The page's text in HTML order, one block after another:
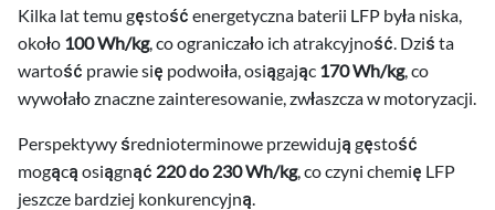
Kilka lat temu gęstość energetyczna baterii LFP była niska,
około 100 Wh/kg, co ograniczało ich atrakcyjność. Dziś ta
wartość prawie się podwoiła, osiągając 170 Wh/kg, co
wywołało znaczne zainteresowanie, zwłaszcza w motoryzacji.
Perspektywy średnioterminowe przewidują gęstość
mogącą osiągnąć 220 do 230 Wh/kg, co czyni chemię LFP
jeszcze bardziej konkurencyjną.